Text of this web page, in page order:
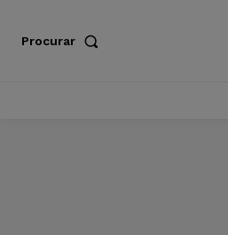
Procurar